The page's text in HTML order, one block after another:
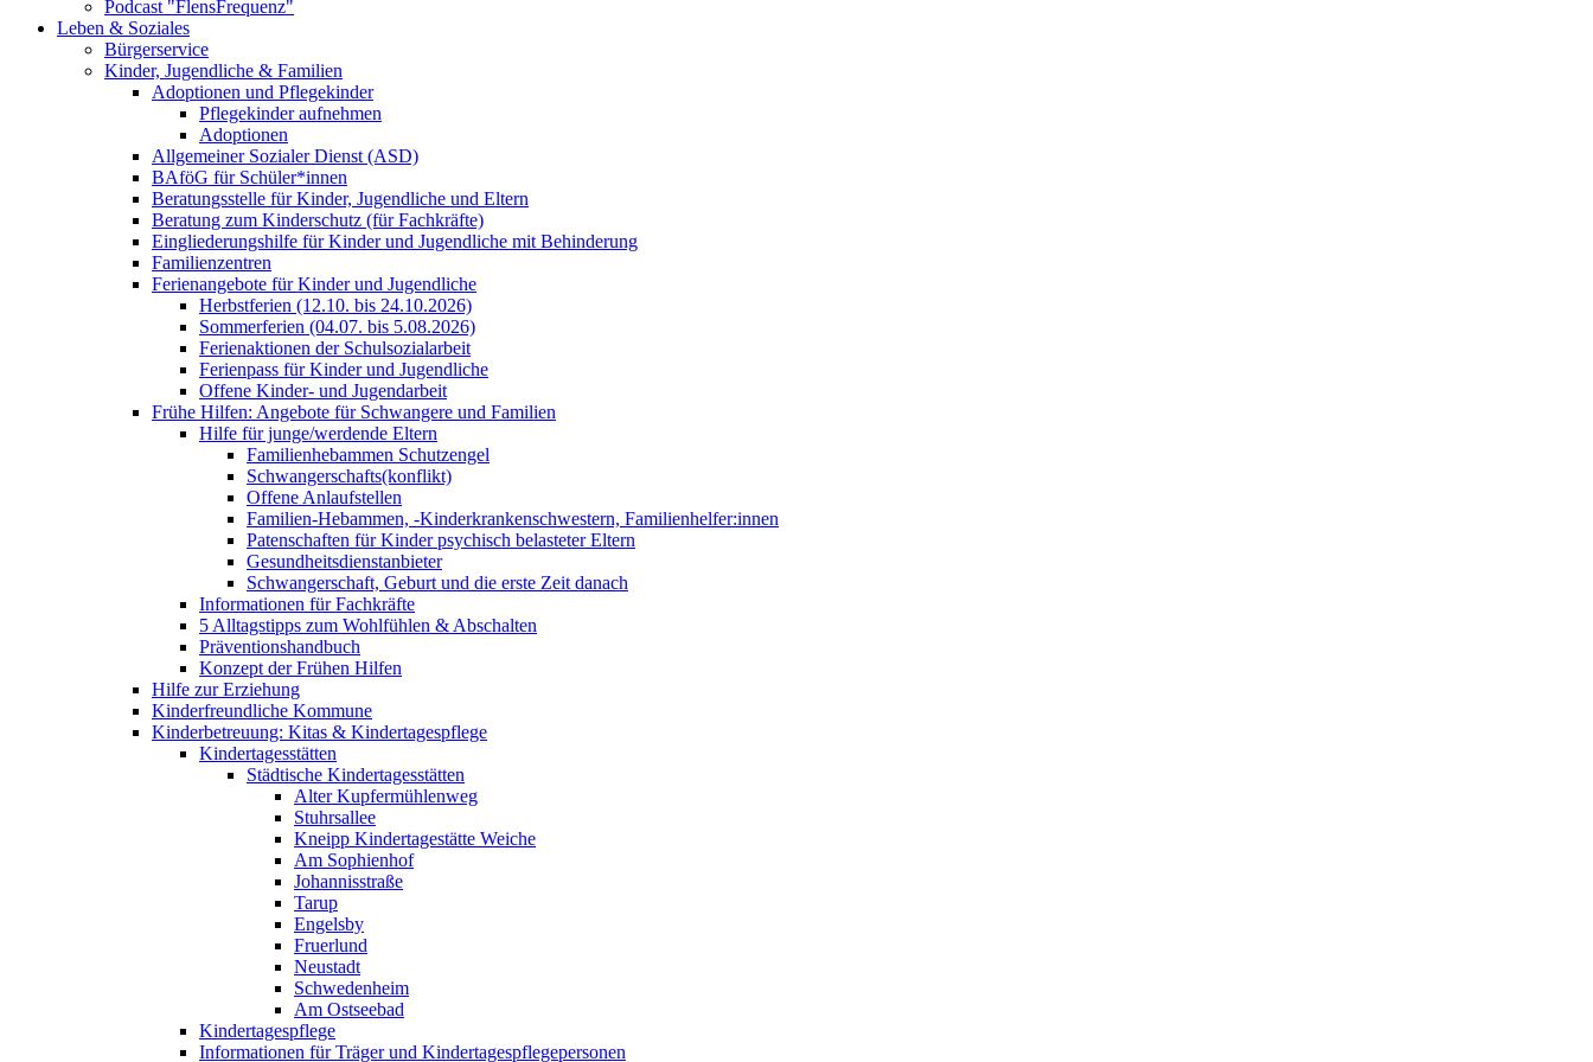
Podcast "FlensFrequenz"
Leben & Soziales
Bürgerservice
Kinder, Jugendliche & Familien
Adoptionen und Pflegekinder
Pflegekinder aufnehmen
Adoptionen
Allgemeiner Sozialer Dienst (ASD)
BAföG für Schüler*innen
Beratungsstelle für Kinder, Jugendliche und Eltern
Beratung zum Kinderschutz (für Fachkräfte)
Eingliederungshilfe für Kinder und Jugendliche mit Behinderung
Familienzentren
Ferienangebote für Kinder und Jugendliche
Herbstferien (12.10. bis 24.10.2026)
Sommerferien (04.07. bis 5.08.2026)
Ferienaktionen der Schulsozialarbeit
Ferienpass für Kinder und Jugendliche
Offene Kinder- und Jugendarbeit
Frühe Hilfen: Angebote für Schwangere und Familien
Hilfe für junge/werdende Eltern
Familienhebammen Schutzengel
Schwangerschafts(konflikt)
Offene Anlaufstellen
Familien-Hebammen, -Kinderkrankenschwestern, Familienhelfer:innen
Patenschaften für Kinder psychisch belasteter Eltern
Gesundheitsdienstanbieter
Schwangerschaft, Geburt und die erste Zeit danach
Informationen für Fachkräfte
5 Alltagstipps zum Wohlfühlen & Abschalten
Präventionshandbuch
Konzept der Frühen Hilfen
Hilfe zur Erziehung
Kinderfreundliche Kommune
Kinderbetreuung: Kitas & Kindertagespflege
Kindertagesstätten
Städtische Kindertagesstätten
Alter Kupfermühlenweg
Stuhrsallee
Kneipp Kindertagestätte Weiche
Am Sophienhof
Johannisstraße
Tarup
Engelsby
Fruerlund
Neustadt
Schwedenheim
Am Ostseebad
Kindertagespflege
Informationen für Träger und Kindertagespflegepersonen